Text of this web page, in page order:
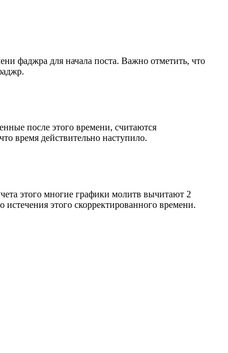
фаджра для начала поста. Важно отметить, что
после этого времени, считаются
время действительно наступило.
этого многие графики молитв вычитают 2
этого скорректированного времени.